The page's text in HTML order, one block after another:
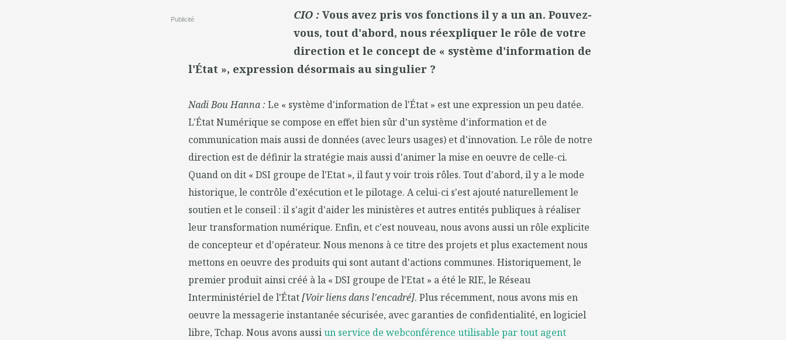
Publicité CIO : Vous avez pris vos fonctions il y a un an. Pouvez-
vous, tout d'abord, nous réexpliquer le rôle de votre
direction et le concept de « système d'information de
l'État », expression désormais au singulier ?
Nadi Bou Hanna : Le « système d'information de l'État » est une expression un peu datée.
L'État Numérique se compose en effet bien sûr d'un système d'information et de
communication mais aussi de données (avec leurs usages) et d'innovation. Le rôle de notre
direction est de définir la stratégie mais aussi d'animer la mise en oeuvre de celle-ci.
Quand on dit « DSI groupe de l'Etat », il faut y voir trois rôles. Tout d'abord, il y a le mode
historique, le contrôle d'exécution et le pilotage. A celui-ci s'est ajouté naturellement le
soutien et le conseil : il s'agit d'aider les ministères et autres entités publiques à réaliser
leur transformation numérique. Enfin, et c'est nouveau, nous avons aussi un rôle explicite
de concepteur et d'opérateur. Nous menons à ce titre des projets et plus exactement nous
mettons en oeuvre des produits qui sont autant d'actions communes. Historiquement, le
premier produit ainsi créé à la « DSI groupe de l'Etat » a été le RIE, le Réseau
Interministériel de l'État[Voir liens dans l'encadré]. Plus récemment, nous avons mis en
oeuvre la messagerie instantanée sécurisée, avec garanties de confidentialité, en logiciel
libre, Tchap. Nous avons aussiun service de webconférence utilisable par tout agent